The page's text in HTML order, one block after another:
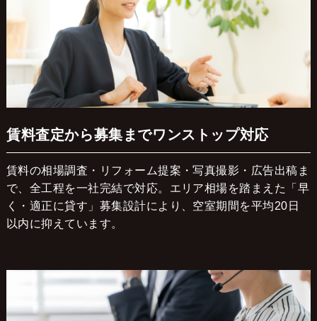
賃料査定から募集までワンストップ対応
賃料の相場調査・リフォーム提案・写真撮影・広告出稿ま
で、全工程を一社完結で対応。エリア相場を踏まえた「早
く・適正に貸す」募集設計により、空室期間を平均20日
以内に抑えています。